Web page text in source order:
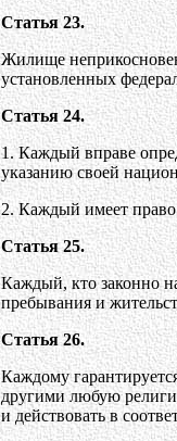
Статья 23.
Жилище
установленных
Статья 24.
1. Каждый вправе
указанию своей
2. Каждый имеет право
Статья 25.
Каждый, кто законно
пребывания и
Статья 26.
Каждому
другими любую
и действовать в